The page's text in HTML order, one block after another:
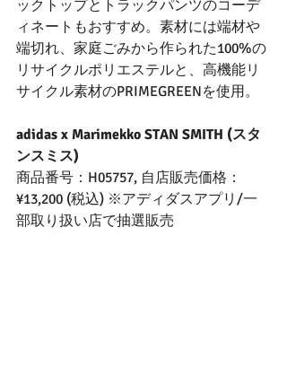
ックトップとトラックパンツのコーデ
ィネートもおすすめ。素材には端材や
端切れ、家庭ごみから作られた100%の
リサイクルポリエステルと、高機能リ
サイクル素材のPRIMEGREENを使用。
adidas x Marimekko STAN SMITH (スタ
ンスミス)
商品番号：H05757, 自店販売価格：
¥13,200 (税込) ※アディダスアプリ/一
部取り扱い店で抽選販売